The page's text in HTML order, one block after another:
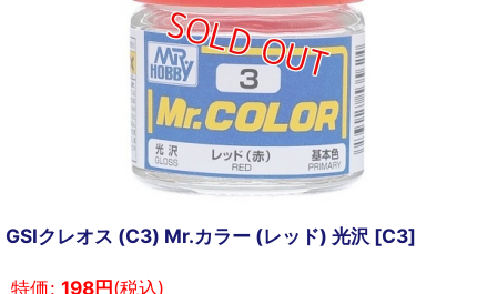
GSIクレオス (C3) Mr.カラー (レッド) 光沢 [C3]
特価: 198円(税込)